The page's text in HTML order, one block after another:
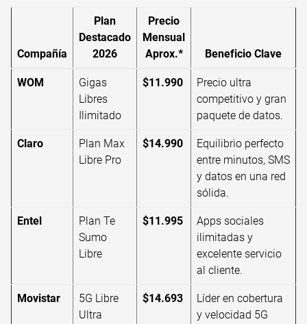
Compañía
Plan
Destacado
2026
Precio
Mensual
Aprox.*
Beneficio Clave
WOM
Gigas
Libres
Ilimitado
$11.990
Precio ultra
competitivo y gran
paquete de datos.
Claro
Plan Max
Libre Pro
$14.990
Equilibrio perfecto
entre minutos, SMS
y datos en una red
sólida.
Entel
Plan Te
Sumo
Libre
$11.995
Apps sociales
ilimitadas y
excelente servicio
al cliente.
Movistar
5G Libre
Ultra
$14.693
Líder en cobertura
y velocidad 5G